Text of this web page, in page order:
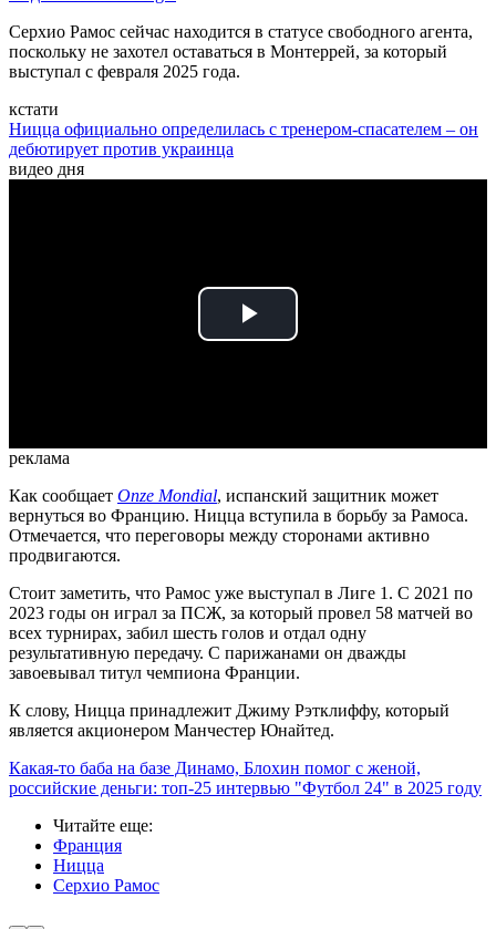
Серхио Рамос сейчас находится в статусе свободного агента,
поскольку не захотел оставаться в Монтеррей, за который
выступал с февраля 2025 года.
кстати
Ницца официально определилась с тренером-спасателем – он
дебютирует против украинца
видео дня
Play
реклама
Как сообщает Onze Mondial, испанский защитник может
вернуться во Францию. Ницца вступила в борьбу за Рамоса.
Отмечается, что переговоры между сторонами активно
продвигаются.
Стоит заметить, что Рамос уже выступал в Лиге 1. С 2021 по
2023 годы он играл за ПСЖ, за который провел 58 матчей во
всех турнирах, забил шесть голов и отдал одну
результативную передачу. С парижанами он дважды
завоевывал титул чемпиона Франции.
К слову, Ницца принадлежит Джиму Рэтклиффу, который
является акционером Манчестер Юнайтед.
Какая-то баба на базе Динамо, Блохин помог с женой,
российские деньги: топ-25 интервью "Футбол 24" в 2025 году
Читайте еще:
Франция
Ницца
Серхио Рамос